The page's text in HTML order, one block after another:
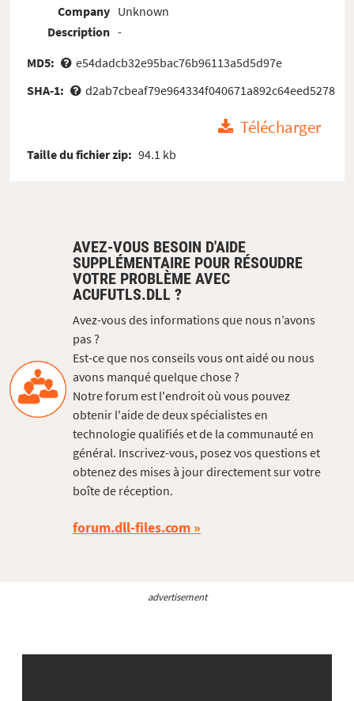
Company
Description
Unknown
-
MD5:
e54dadcb32e95bac76b96113a5d5d97e
SHA-1:
d2ab7cbeaf79e964334f040671a892c64eed5278
Télécharger
Taille du fichier zip: 94.1 kb
AVEZ-VOUS BESOIN D'AIDE
SUPPLÉMENTAIRE POUR RÉSOUDRE
VOTRE PROBLÈME AVEC
ACUFUTLS.DLL ?
Avez-vous des informations que nous n’avons
pas ?
Est-ce que nos conseils vous ont aidé ou nous
avons manqué quelque chose ?
Notre forum est l'endroit où vous pouvez
obtenir l'aide de deux spécialistes en
technologie qualifiés et de la communauté en
général. Inscrivez-vous, posez vos questions et
obtenez des mises à jour directement sur votre
boîte de réception.
forum.dll-files.com
advertisement